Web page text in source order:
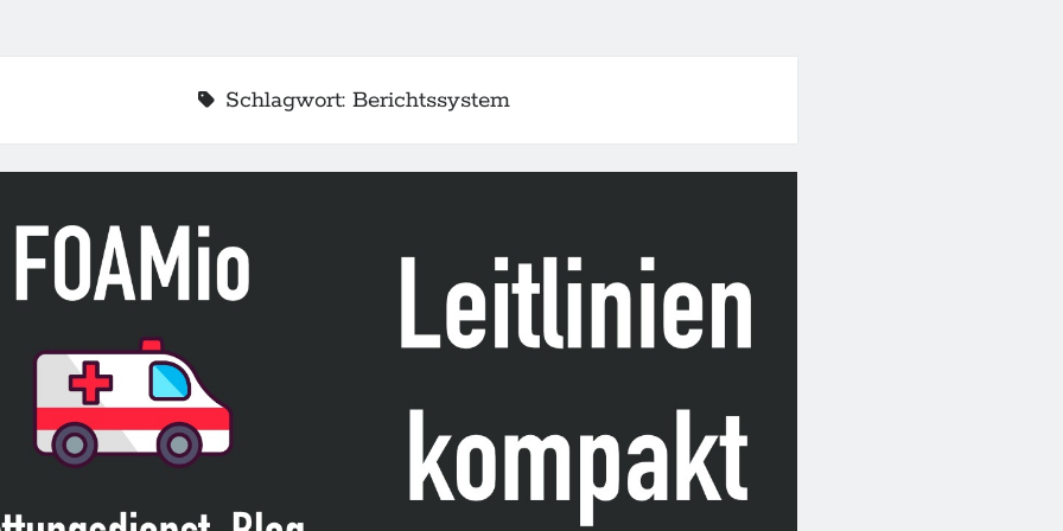
Schlagwort:Berichtssystem